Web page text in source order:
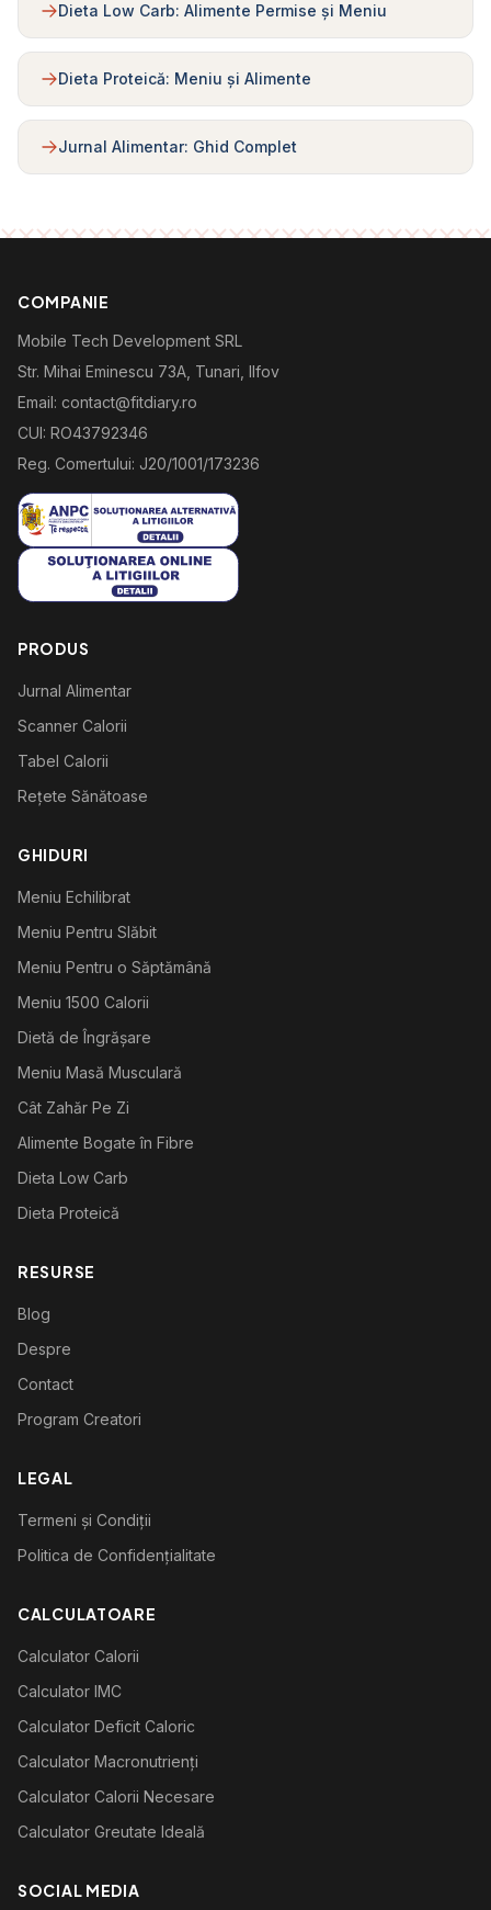
Dieta Low Carb: Alimente Permise și Meniu
Dieta Proteică: Meniu și Alimente
Jurnal Alimentar: Ghid Complet
COMPANIE
Mobile Tech Development SRL
Str. Mihai Eminescu 73A, Tunari, Ilfov
Email: contact@fitdiary.ro
CUI: RO43792346
Reg. Comertului: J20/1001/173236
PRODUS
Jurnal Alimentar
Scanner Calorii
Tabel Calorii
Rețete Sănătoase
GHIDURI
Meniu Echilibrat
Meniu Pentru Slăbit
Meniu Pentru o Săptămână
Meniu 1500 Calorii
Dietă de Îngrășare
Meniu Masă Musculară
Cât Zahăr Pe Zi
Alimente Bogate în Fibre
Dieta Low Carb
Dieta Proteică
RESURSE
Blog
Despre
Contact
Program Creatori
LEGAL
Termeni și Condiții
Politica de Confidențialitate
CALCULATOARE
Calculator Calorii
Calculator IMC
Calculator Deficit Caloric
Calculator Macronutrienți
Calculator Calorii Necesare
Calculator Greutate Ideală
SOCIAL MEDIA